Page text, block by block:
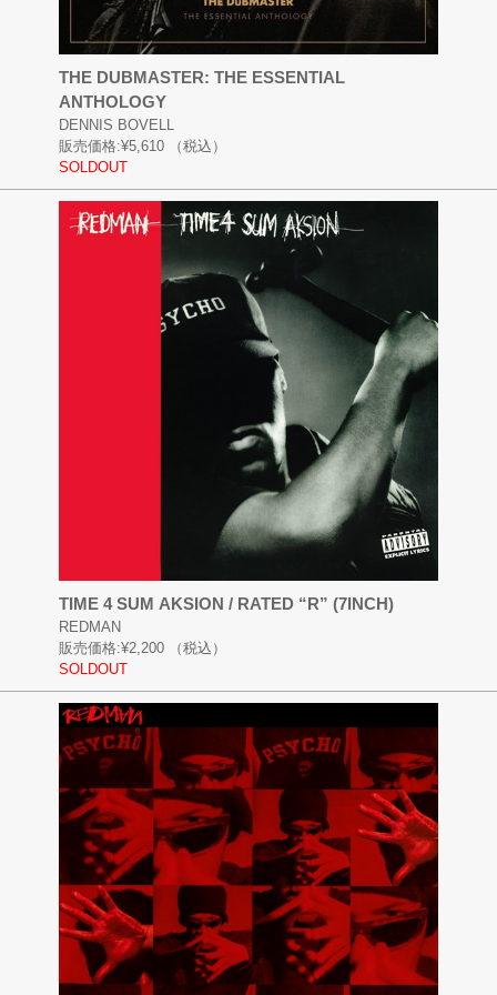
THE DUBMASTER: THE ESSENTIAL
ANTHOLOGY
DENNIS BOVELL
販売価格:¥5,610
（税込）
SOLDOUT
TIME 4 SUM AKSION / RATED “R” (7INCH)
REDMAN
販売価格:¥2,200
（税込）
SOLDOUT